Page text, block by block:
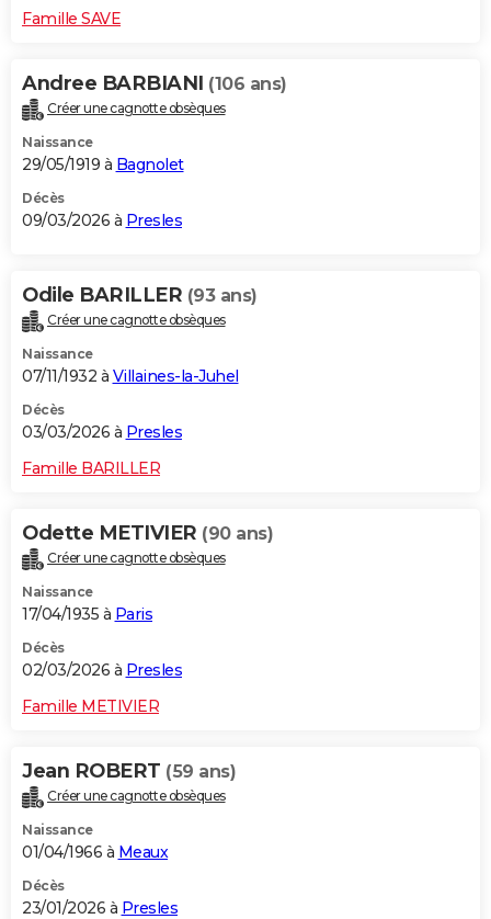
Famille SAVE
Andree BARBIANI (106 ans)
Créer une cagnotte obsèques
Naissance
29/05/1919 à Bagnolet
Décès
09/03/2026 à Presles
Odile BARILLER (93 ans)
Créer une cagnotte obsèques
Naissance
07/11/1932 à Villaines-la-Juhel
Décès
03/03/2026 à Presles
Famille BARILLER
Odette METIVIER (90 ans)
Créer une cagnotte obsèques
Naissance
17/04/1935 à Paris
Décès
02/03/2026 à Presles
Famille METIVIER
Jean ROBERT (59 ans)
Créer une cagnotte obsèques
Naissance
01/04/1966 à Meaux
Décès
23/01/2026 à Presles